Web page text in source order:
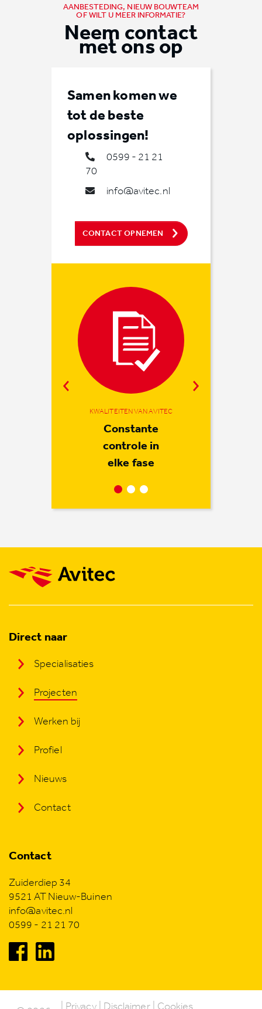
AANBESTEDING, NIEUW BOUWTEAM
OF WILT U MEER INFORMATIE?
Neem contact
met ons op
Samen komen we
tot de beste
oplossingen!
0599 - 21 21
70
info@avitec.nl
CONTACT OPNEMEN
KWALITEITEN VAN AVITEC
Constante
controle in
elke fase
KWALITEITEN VAN AVITEC
Partner in het
hele proces
KWALITEITEN VAN AVITEC
We starten
met een goed
gesprek
Direct naar
Specialisaties
Projecten
Werken bij
Profiel
Nieuws
Contact
Contact
Zuiderdiep 34
9521 AT Nieuw-Buinen
info@avitec.nl
0599 - 21 21 70
Privacy Disclaimer Cookies